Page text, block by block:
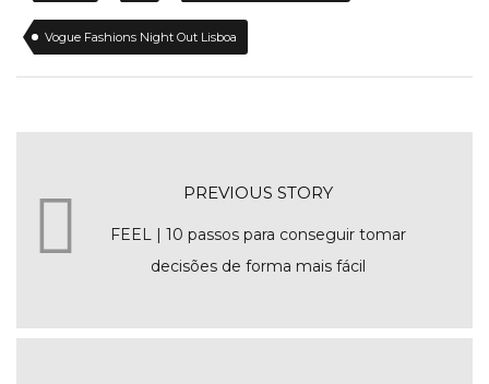
Vogue Fashions Night Out Lisboa
PREVIOUS STORY
FEEL | 10 passos para conseguir tomar
decisões de forma mais fácil